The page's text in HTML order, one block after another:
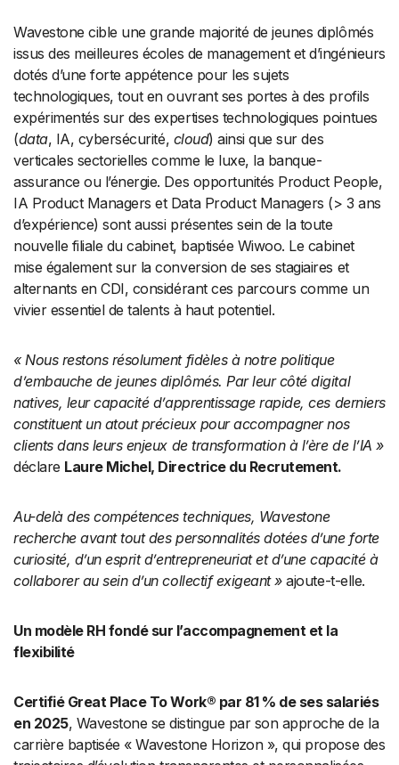
Wavestone cible une grande majorité de jeunes diplômés
issus des meilleures écoles de management et d’ingénieurs
dotés d’une forte appétence pour les sujets
technologiques, tout en ouvrant ses portes à des profils
expérimentés sur des expertises technologiques pointues
(data, IA, cybersécurité, cloud) ainsi que sur des
verticales sectorielles comme le luxe, la banque-
assurance ou l’énergie. Des opportunités Product People,
IA Product Managers et Data Product Managers (> 3 ans
d’expérience) sont aussi présentes sein de la toute
nouvelle filiale du cabinet, baptisée Wiwoo. Le cabinet
mise également sur la conversion de ses stagiaires et
alternants en CDI, considérant ces parcours comme un
vivier essentiel de talents à haut potentiel.
« Nous restons résolument fidèles à notre politique
d’embauche de jeunes diplômés. Par leur côté digital
natives, leur capacité d’apprentissage rapide, ces derniers
constituent un atout précieux pour accompagner nos
clients dans leurs enjeux de transformation à l’ère de l’IA »
déclare Laure Michel, Directrice du Recrutement.
Au-delà des compétences techniques, Wavestone
recherche avant tout des personnalités dotées d’une forte
curiosité, d’un esprit d’entrepreneuriat et d’une capacité à
collaborer au sein d’un collectif exigeant »ajoute-t-elle.
Un modèle RH fondé sur l’accompagnement et la
flexibilité
Certifié Great Place To Work® par 81 % de ses salariés
en 2025, Wavestone se distingue par son approche de la
carrière baptisée « Wavestone Horizon », qui propose des